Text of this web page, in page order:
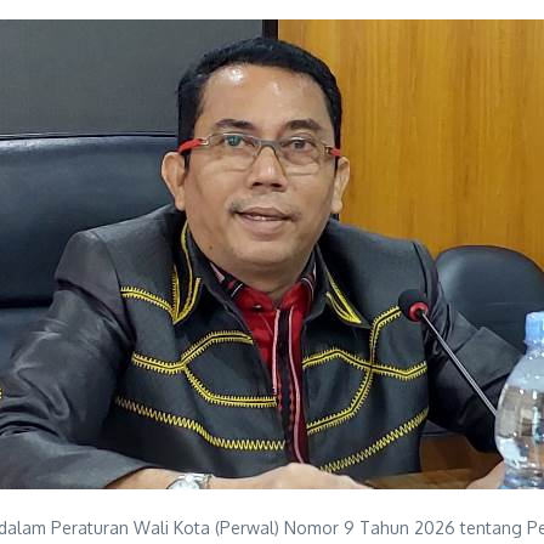
Peraturan Wali Kota (Perwal) Nomor 9 Tahun 2026 tentang